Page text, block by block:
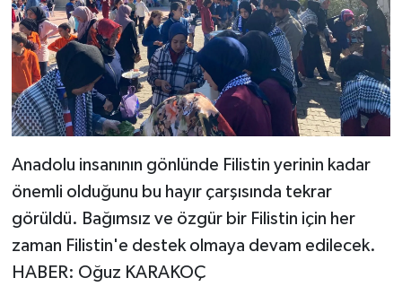
Anadolu insanının gönlünde Filistin yerinin kadar
önemli olduğunu bu hayır çarşısında tekrar
görüldü. Bağımsız ve özgür bir Filistin için her
zaman Filistin'e destek olmaya devam edilecek.
HABER: Oğuz KARAKOÇ